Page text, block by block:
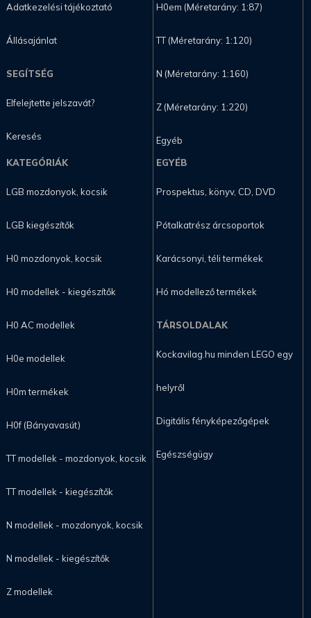
Adatkezelési tájékoztató
Állásajánlat
SEGÍTSÉG
Elfelejtette jelszavát?
Keresés
H0em (Méretarány: 1:87)
TT (Méretarány: 1:120)
N (Méretarány: 1:160)
Z (Méretarány: 1:220)
Egyéb
KATEGÓRIÁK
LGB mozdonyok, kocsik
LGB kiegészítők
H0 mozdonyok, kocsik
H0 modellek - kiegészítők
H0 AC modellek
H0e modellek
H0m termékek
H0f (Bányavasút)
TT modellek - mozdonyok, kocsik
TT modellek - kiegészítők
N modellek - mozdonyok, kocsik
N modellek - kiegészítők
Z modellek
EGYÉB
Prospektus, könyv, CD, DVD
Pótalkatrész árcsoportok
Karácsonyi, téli termékek
Hó modellező termékek
TÁRSOLDALAK
Kockavilag.hu minden LEGO egy
helyről
Digitális fényképezőgépek
Egészségügy